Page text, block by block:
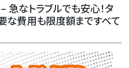
急なトラブルでも安心！タ
な費用も限度額まですべて